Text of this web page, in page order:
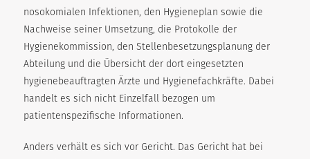
nosokomialen Infektionen, den Hygieneplan sowie die
Nachweise seiner Umsetzung, die Protokolle der
Hygienekommission, den Stellenbesetzungsplanung der
Abteilung und die Übersicht der dort eingesetzten
hygienebeauftragten Ärzte und Hygienefachkräfte. Dabei
handelt es sich nicht Einzelfall bezogen um
patientenspezifische Informationen.
Anders verhält es sich vor Gericht. Das Gericht hat bei